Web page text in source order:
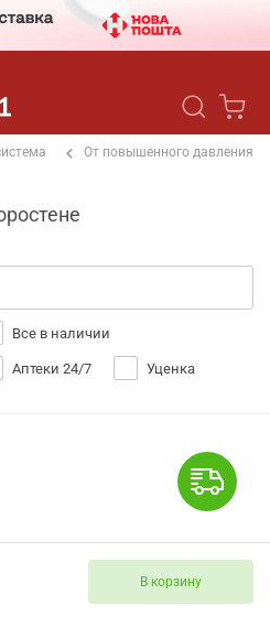
От повышенного давления
Все в наличии
Аптеки 24/7 Уценка
В корзину